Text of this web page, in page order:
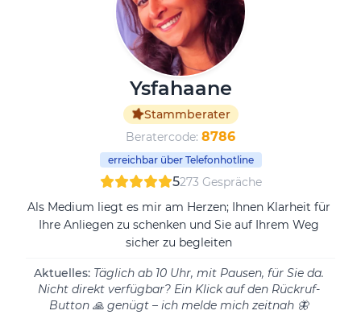
Ysfahaane
Stammberater
Beratercode: 8786
erreichbar über Telefonhotline
5273 Gespräche
Als Medium liegt es mir am Herzen; Ihnen Klarheit für
Ihre Anliegen zu schenken und Sie auf Ihrem Weg
sicher zu begleiten
Aktuelles: Täglich ab 10 Uhr, mit Pausen, für Sie da.
Nicht direkt verfügbar? Ein Klick auf den Rückruf-
Button 🙏 genügt – ich melde mich zeitnah 🦋